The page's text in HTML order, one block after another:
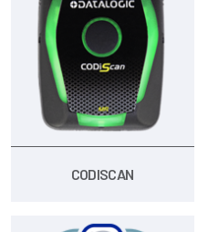
CODISCAN